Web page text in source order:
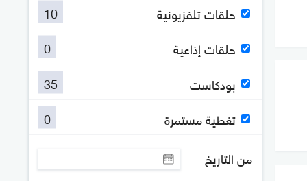
حلقات تلفزيونية
10
حلقات إذاعية
0
بودكاست
35
تغطية مستمرة
0
من التاريخ